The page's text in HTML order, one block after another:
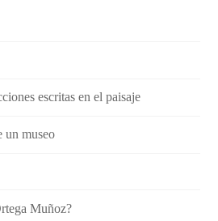
escritas en el paisaje
un museo
Muñoz?